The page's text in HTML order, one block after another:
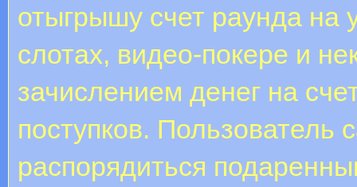
отыгрышу счет раунда на
слотах, видео-покере и
зачислением денег на
поступков. Пользователь
распорядиться